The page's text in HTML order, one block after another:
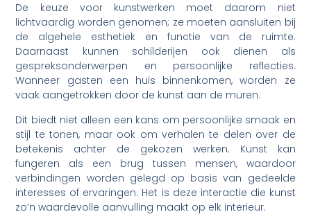
De keuze voor kunstwerken moet daarom niet
lichtvaardig worden genomen; ze moeten aansluiten bij
de algehele esthetiek en functie van de ruimte.
Daarnaast kunnen schilderijen ook dienen als
gespreksonderwerpen en persoonlijke reflecties.
Wanneer gasten een huis binnenkomen, worden ze
vaak aangetrokken door de kunst aan de muren.
Dit biedt niet alleen een kans om persoonlijke smaak en
stijl te tonen, maar ook om verhalen te delen over de
betekenis achter de gekozen werken. Kunst kan
fungeren als een brug tussen mensen, waardoor
verbindingen worden gelegd op basis van gedeelde
interesses of ervaringen. Het is deze interactie die kunst
zo’n waardevolle aanvulling maakt op elk interieur.